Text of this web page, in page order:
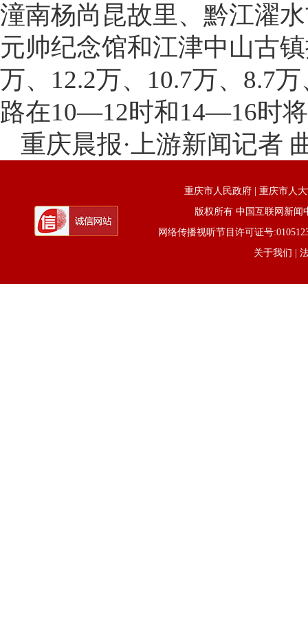
潼南杨尚昆故里、黔江濯
元帅纪念馆和江津中山古
万、12.2万、10.7万、8.7
路在10—12时和14—16时
重庆晨报·上游新闻记者
重庆市人民政府
重庆市人
版权所有 中国互联网新闻
网络传播视听节目许可证号
关于我们 |